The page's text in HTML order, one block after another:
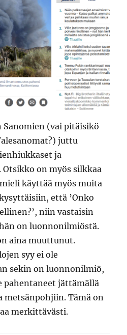
Sanomien (vai pitäisikö
juttu
ja
on myös silkkaa
käyttää myös muita
että ’Onko
niin vastaisin
on luonnonilmiöstä.
aina muuttunut.
syy ei ole
sekin on luonnonilmiö,
pahentaneet jättämällä
metsänpohjiin. Tämä on
merkittävästi.